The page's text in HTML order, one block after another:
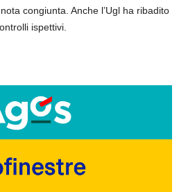
congiunta. Anche l’Ugl ha ribadito
ispettivi.